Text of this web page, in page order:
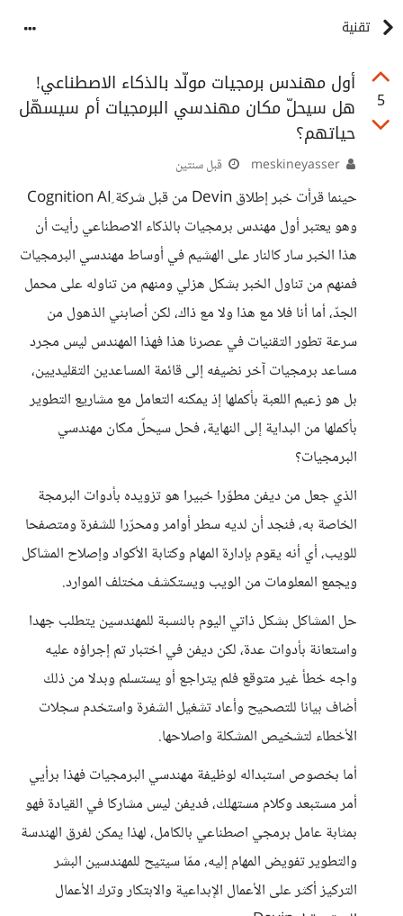
تقنية
5
أول مهندس برمجيات مولّد بالذكاء الاصطناعي!
هل سيحلّ مكان مهندسي البرمجيات أم سيسهّل
حياتهم؟
قبل سنتين
حينما قرأت خبر إطلاق Devin من قبل شركة ِCognition AI
وهو يعتبر أول مهندس برمجيات بالذكاء الاصطناعي رأيت أن
هذا الخبر سار كالنار على الهشيم في أوساط مهندسي البرمجيات
فمنهم من تناول الخبر بشكل هزلي ومنهم من تناوله على محمل
الجدّ، أما أنا فلا مع هذا ولا مع ذاك، لكن أصابني الذهول من
سرعة تطور التقنيات في عصرنا هذا فهذا المهندس ليس مجرد
مساعد برمجيات آخر نضيفه إلى قائمة المساعدين التقليديين،
بل هو زعيم اللعبة بأكملها إذ يمكنه التعامل مع مشاريع التطوير
بأكملها من البداية إلى النهاية، فحل سيحلّ مكان مهندسي
البرمجيات؟
الذي جعل من ديفن مطوّرا خبيرا هو تزويده بأدوات البرمجة
الخاصة به، فنجد أن لديه سطر أوامر ومحرّرا للشفرة ومتصفحا
للويب، أي أنه يقوم بإدارة المهام وكتابة الأكواد وإصلاح المشاكل
ويجمع المعلومات من الويب ويستكشف مختلف الموارد.
حل المشاكل بشكل ذاتي اليوم بالنسبة للمهندسين يتطلب جهدا
واستعانة بأدوات عدة، لكن ديفن في اختبار تم إجراؤه عليه
واجه خطأ غير متوقع فلم يتراجع أو يستسلم وبدلا من ذلك
أضاف بيانا للتصحيح وأعاد تشغيل الشفرة واستخدم سجلات
الأخطاء لتشخيص المشكلة واصلاحها.
أما بخصوص استبداله لوظيفة مهندسي البرمجيات فهذا برأيي
أمر مستبعد وكلام مستهلك، فديفن ليس مشاركا في القيادة فهو
بمثابة عامل برمجي اصطناعي بالكامل، لهذا يمكن لفرق الهندسة
والتطوير تفويض المهام إليه، ممّا سيتيح للمهندسين البشر
التركيز أكثر على الأعمال الإبداعية والابتكار وترك الأعمال